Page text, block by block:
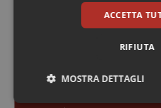
Sardegna
Malattia di Crohn &
AI e telemedicina
odontoiatrico:
uso protetto
ACCETTA
RIFIUTA
MOSTRA DETTAGLI
Necessari Statistici